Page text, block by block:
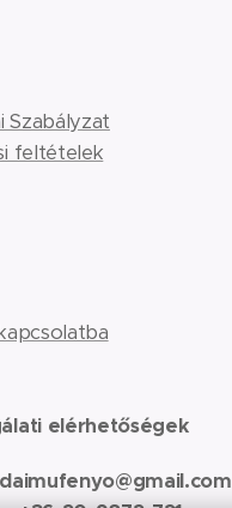
Szabályzat
feltételek
elérhetőségek